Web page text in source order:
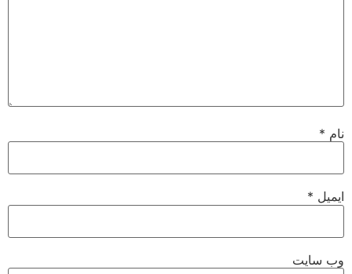
نام *
ایمیل *
وب‌ سایت